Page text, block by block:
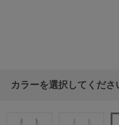
カラーを選択してくださ